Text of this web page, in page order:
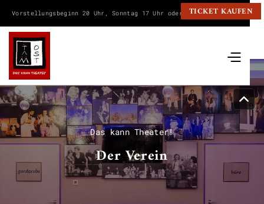
Vorstellungsbeginn 20 Uhr, Sonntag 17 Uhr oder wie angegeben.
TICKET KAUFEN
Das kann Theater!
Der Verein